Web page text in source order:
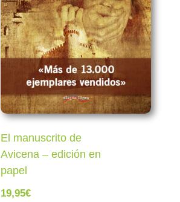
El manuscrito de
Avicena – edición en
papel
19,95€